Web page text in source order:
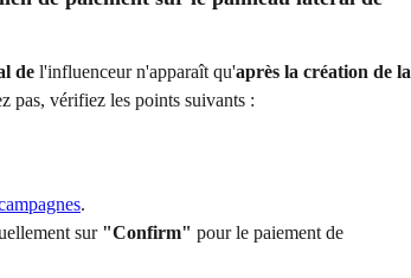
de l'influenceur n'apparaît qu'après la création de la
pas, vérifiez les points suivants :
.
sur "Confirm" pour le paiement de